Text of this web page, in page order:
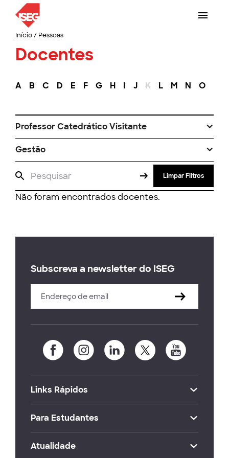
Início/ Pessoas
Docentes
A B C D E F G H I J K L M N O
Professor Catedrático Visitante
Gestão
Limpar Filtros
Não foram encontrados docentes.
Subscreva a newsletter do ISEG
Links Rápidos
Para Estudantes
Atualidade